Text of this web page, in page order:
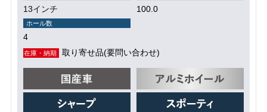
13インチ 100.0
ホール数
4
在庫・納期 取り寄せ品(要問い合わせ)